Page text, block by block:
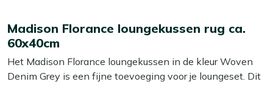
Madison Florance loungekussen rug ca.
60x40cm
Het Madison Florance loungekussen in de kleur Woven
Denim Grey is een fijne toevoeging voor je loungeset. Dit